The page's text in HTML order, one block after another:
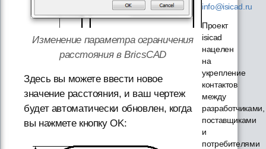
Изменение параметра ограничения
расстояния в BricsCAD
Здесь вы можете ввести новое
значение расстояния, и ваш чертеж
будет автоматически обновлен, когда
вы нажмете кнопку OK:
info@isicad.ru
Проект
isicad
нацелен
на
укрепление
контактов
между
разработчиками,
поставщиками
и
потребителями